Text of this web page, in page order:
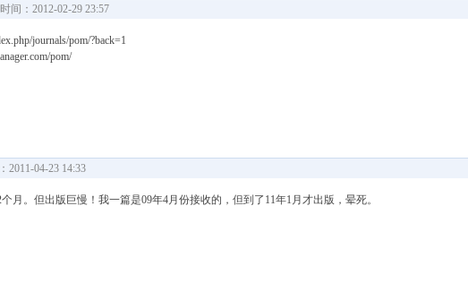
间：2012-02-29 23:57
journals/pom/?back=1
pom/
2011-04-23 14:33
月。但出版巨慢！我一篇是09年4月份接收的，但到了11年1月才出版，晕死。